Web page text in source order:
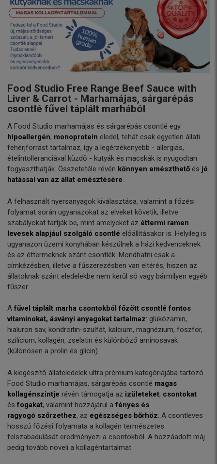
Food Studio Free Range Beef Sauce with
Liver & Carrot - Marhamájas, sárgarépás
csontlé fűvel táplált marhából
A Food Studio marhamájas és sárgarépás csontlé egy
hipoallergén, monoprotein eledel, tehát csak egyetlen állati
fehérjforrást tartalmaz, így a legérzékenyebb - allergiás,
ételintolleranciával küzdő - kutyák és macskák is nyugodtan
fogyaszthatják. Összetetéle révén könnyen emészthető és jó
hatással van az állat emésztésére.
A felhasznált nyersanyagok kiválasztása, valamint a főzési
folyamat során ugyanazokat az elveket követik, illetve
szabályokat tartják be, mint amelyeket az éttermi ramen
levesek alapjául szolgáló csontlé előállításakor is. Helyileg is
ugyanazon üzemi konyhában készülnek a házi kedvenceknek
és az éttermeknek szánt csontlék. Mondhatni csak a
címkézésben, illetve a fűszerezésben van eltérés, hiszen az
állatoknak szánt eledelekbe nem kerül só vagy bármilyen egyéb
fűszer.
Afűvel táplált marha csontokból főzött csontlé fontos
vitaminokat, ásványi anyagokat tartalmaz: glükózamin,
hialuron sav, kondroitin-szulfát, kalcium, magnézium, foszfor,
szilícium, kollagén, zselatin és különböző aminosavak
(különösen a prolin és glicin)
A kiegészítő állateledelek ultra prémium kategóriájába tartozó
Food Studio marhamájas, sárgarépás csontlé magas
kollagénszintje révén támogatja az izületeket, csontokat
ésfogakat, valamint hozzájárul afényes és
ragyogó szőrzethez, az egészséges bőrhöz. A csontleves
hosszú főzési folyamata a kollagén természetes
felszabadulását eredményezi a csontokból. A hozzáadott máj
pedig tovább növeli a kollagéntartalmat.